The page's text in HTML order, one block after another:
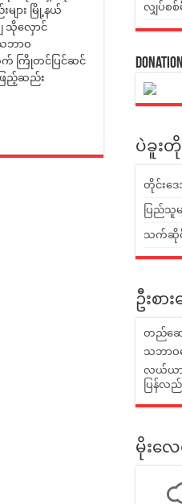
ျား မြို့နယ်
သိုလှောင်
သဘာဝ
က် ကြိုတင်ပြင်ဆင်
ြည့်ဆည်း
လျှပ်စ
Donation
ပဲခူးတို
တိုင်းဒ
ပြည်သူမ
သက်ဆိုင်ရ
ဦးစာ
တည်ဆော
သဘာဝ
လယ်ယာမ
ပြန်လ
မိုးလ